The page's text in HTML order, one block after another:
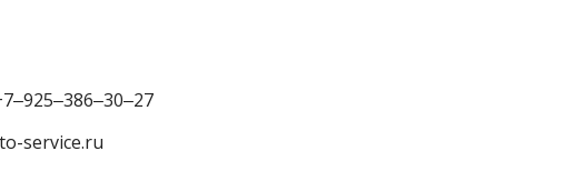
service.ru